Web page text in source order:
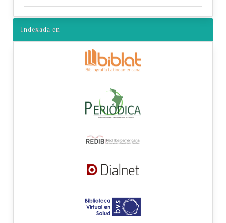
Indexada en